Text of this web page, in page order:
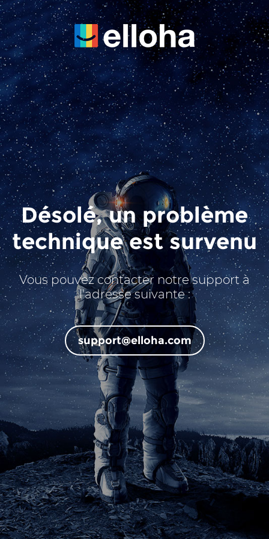
Désolé, un problème
technique est survenu
Vous pouvez contacter notre support à
l'adresse suivante :
support@elloha.com